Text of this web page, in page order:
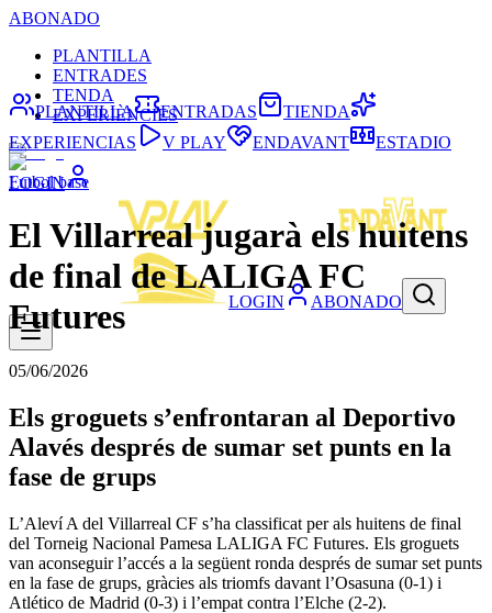
ABONADO
PLANTILLA
ENTRADES
TENDA
EXPERIÈNCIES
LOGIN
LOGIN ABONADO
PLANTILLA ENTRADAS
TIENDA
EXPERIENCIAS
V PLAY ENDAVANT ESTADIO
Futbol base
El Villarreal jugarà els huitens
de final de LALIGA FC
Futures
05/06/2026
Els groguets s’enfrontaran al Deportivo
Alavés després de sumar set punts en la
fase de grups
L’Aleví A del Villarreal CF s’ha classificat per als huitens de final
del Torneig Nacional Pamesa LALIGA FC Futures. Els groguets
van aconseguir l’accés a la següent ronda després de sumar set punts
en la fase de grups, gràcies als triomfs davant l’Osasuna (0-1) i
Atlético de Madrid (0-3) i l’empat contra l’Elche (2-2).